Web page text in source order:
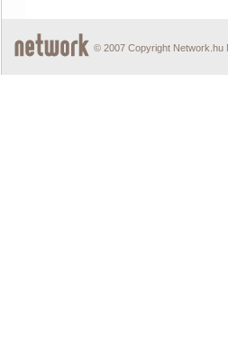
© 2007 Copyright Network.hu